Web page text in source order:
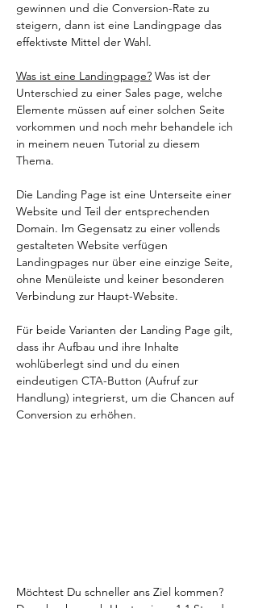
gewinnen und die Conversion-Rate zu
steigern, dann ist eine Landingpage das
effektivste Mittel der Wahl.
Was ist eine Landingpage? Was ist der
Unterschied zu einer Sales page, welche
Elemente müssen auf einer solchen Seite
vorkommen und noch mehr behandele ich
in meinem neuen Tutorial zu diesem
Thema.
Die Landing Page ist eine Unterseite einer
Website und Teil der entsprechenden
Domain. Im Gegensatz zu einer vollends
gestalteten Website verfügen
Landingpages nur über eine einzige Seite,
ohne Menüleiste und keiner besonderen
Verbindung zur Haupt-Website.
Für beide Varianten der Landing Page gilt,
dass ihr Aufbau und ihre Inhalte
wohlüberlegt sind und du einen
eindeutigen CTA-Button (Aufruf zur
Handlung) integrierst, um die Chancen auf
Conversion zu erhöhen.
Möchtest Du schneller ans Ziel kommen?